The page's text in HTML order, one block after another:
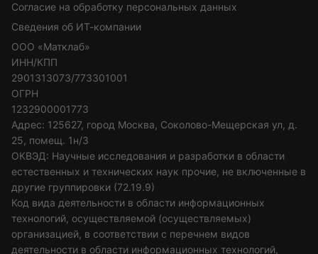
Согласие на обработку персональных данных
Сведения об ИТ-компании
ООО «Матклаб»
ИНН/КПП
2901313073/773301001
ОГРН
1232900001773
Адрес: 125627, город Москва, Соколово-Мещерская ул, д.
25, помещ. 1н/3
ОКВЭД: Научные исследования и разработки в области
естественных и технических наук прочие, не включенные в
другие группировки (72.19.9)
Код вида деятельности в области информационных
технологий, осуществляемой (осуществляемых)
организацией, в соответствии с перечнем видов
деятельности в области информационных технологий,